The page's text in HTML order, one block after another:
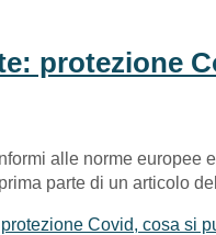
protezione
alle norme
parte di un articolo
Covid, cosa si